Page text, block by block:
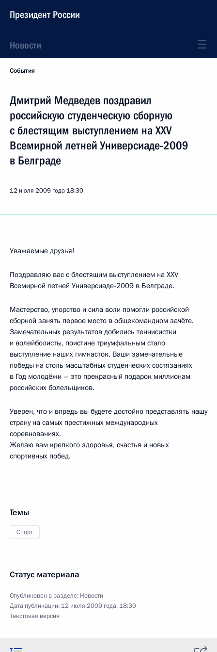
Президент России
Новости
События
Дмитрий Медведев поздравил
российскую студенческую сборную
с блестящим выступлением на XXV
Всемирной летней Универсиаде-2009
в Белграде
12 июля 2009 года 18:30
Уважаемые друзья!
Поздравляю вас с блестящим выступлением на XXV
Всемирной летней Универсиаде-2009 в Белграде.
Мастерство, упорство и сила воли помогли российской
сборной занять первое место в общекомандном зачёте.
Замечательных результатов добились теннисистки
и волейболисты, поистине триумфальным стало
выступление наших гимнасток. Ваши замечательные
победы на столь масштабных студенческих состязаниях
в Год молодёжи – это прекрасный подарок миллионам
российских болельщиков.
Уверен, что и впредь вы будете достойно представлять нашу
страну на самых престижных международных
соревнованиях.
Желаю вам крепкого здоровья, счастья и новых
спортивных побед.
Темы
Спорт
Статус материала
Опубликован в разделе: Новости
Дата публикации: 12 июля 2009 года, 18:30
Текстовая версия